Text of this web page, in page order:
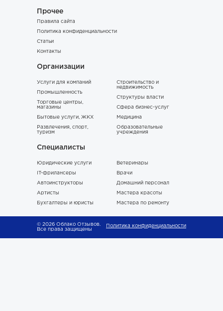
Прочее
Правила сайта
Политика конфиденциальности
Статьи
Контакты
Организации
Услуги для компаний
Промышленность
Торговые центры,
магазины
Бытовые услуги, ЖКХ
Развлечения, спорт,
туризм
Строительство и
недвижимость
Структуры власти
Сфера бизнес-услуг
Медицина
Образовательные
учреждения
Специалисты
Юридические услуги
IT-фрилансеры
Автоинструкторы
Артисты
Бухгалтеры и юристы
Ветеринары
Врачи
Домашний персонал
Мастера красоты
Мастера по ремонту
© 2026 Облако Отзывов.
Все права защищены
Политика конфиденциальности